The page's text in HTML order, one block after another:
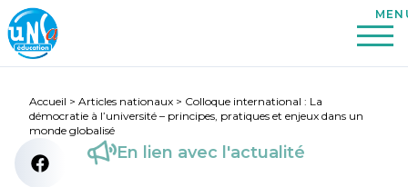
Accueil > Articles nationaux > Colloque international : La
démocratie à l’université – principes, pratiques et enjeux dans un
monde globalisé
En lien avec l'actualité